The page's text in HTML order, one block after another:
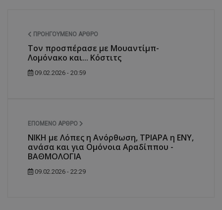
ΠΡΟΗΓΟΎΜΕΝΟ ΆΡΘΡΟ
Τον προσπέρασε με Μουαντίμπ-
Λομόνακο και... Κόστιτς
09.02.2026 - 20:59
ΕΠΌΜΕΝΟ ΆΡΘΡΟ
ΝΙΚΗ με Λόπες η Ανόρθωση, ΤΡΙΑΡΑ η ΕΝΥ,
ανάσα και για Ομόνοια Αραδίππου -
ΒΑΘΜΟΛΟΓΙΑ
09.02.2026 - 22:29